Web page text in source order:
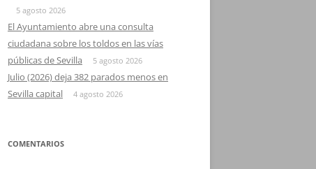
5 agosto 2026
El Ayuntamiento abre una consulta
ciudadana sobre los toldos en las vías
públicas de Sevilla
5 agosto 2026
Julio (2026) deja 382 parados menos en
Sevilla capital
4 agosto 2026
COMENTARIOS